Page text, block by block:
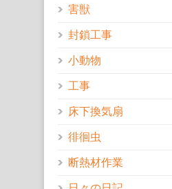
害獣
封鎖工事
小動物
工事
床下換気扇
徘徊虫
断熱材作業